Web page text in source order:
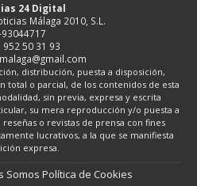
24 Digital
Málaga 2010, S.L.
93044717
952 50 31 93
distribución, puesta a disposición,
total o parcial, de los contenidos de esta
sin previa, expresa y escrita
su mera reproducción y/o puesta a
o revistas de prensa con fines
lucrativos, a la que se manifiesta
expresa.
Somos Política de Cookies